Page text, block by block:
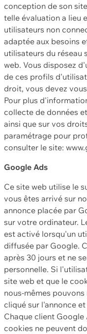
conception de son
telle évaluation a lieu
utilisateurs non
adaptée aux besoins
utilisateurs du réseau
web. Vous disposez
de ces profils
droit, vous devez
Pour plus
collecte de données
ainsi que sur vos
paramétrage pour
consulter le site:
Google Ads
Ce site web utilise le
vous êtes arrivé sur
annonce placée par
sur votre ordinateur.
est activé lorsqu'un
diffusée par Google.
après 30 jours et ne
personnelle. Si
site web et que le
nous-mêmes
cliqué sur l'annonce
Chaque client
cookies ne peuvent